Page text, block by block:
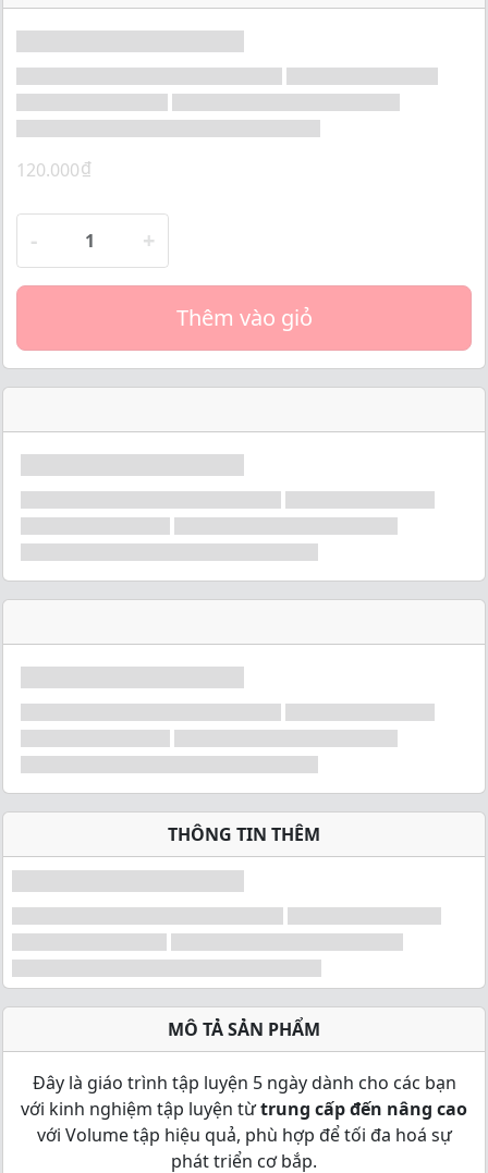
120.000₫
- +
Thêm vào giỏ
THÔNG TIN THÊM
MÔ TẢ SẢN PHẨM
Đây là giáo trình tập luyện 5 ngày dành cho các bạn
với kinh nghiệm tập luyện từtrung cấp đến nâng cao
với Volume tập hiệu quả, phù hợp để tối đa hoá sự
phát triển cơ bắp.